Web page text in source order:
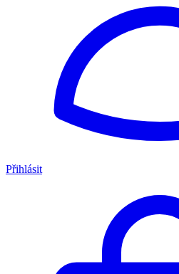
Přihlásit